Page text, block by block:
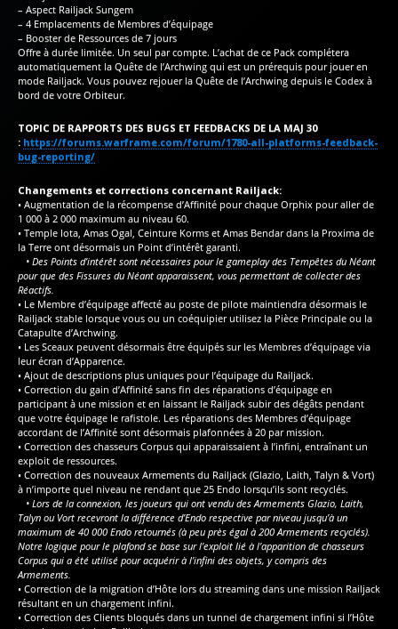
– Aspect Railjack Sungem
– 4 Emplacements de Membres d’équipage
– Booster de Ressources de 7 jours
Offre à durée limitée. Un seul par compte. L’achat de ce Pack complétera
automatiquement la Quête de l’Archwing qui est un prérequis pour jouer en
mode Railjack. Vous pouvez rejouer la Quête de l’Archwing depuis le Codex à
bord de votre Orbiteur.
TOPIC DE RAPPORTS DES BUGS ET FEEDBACKS DE LA MAJ 30
: https://forums.warframe.com/forum/1780-all-platforms-feedback-
bug-reporting/
Changements et corrections concernant Railjack:
• Augmentation de la récompense d’Affinité pour chaque Orphix pour aller de
1 000 à 2 000 maximum au niveau 60.
• Temple Iota, Amas Ogal, Ceinture Korms et Amas Bendar dans la Proxima de
la Terre ont désormais un Point d’intérêt garanti.
• Des Points d’intérêt sont nécessaires pour le gameplay des Tempêtes du Néant
pour que des Fissures du Néant apparaissent, vous permettant de collecter des
Réactifs.
• Le Membre d’équipage affecté au poste de pilote maintiendra désormais le
Railjack stable lorsque vous ou un coéquipier utilisez la Pièce Principale ou la
Catapulte d’Archwing.
• Les Sceaux peuvent désormais être équipés sur les Membres d’équipage via
leur écran d’Apparence.
• Ajout de descriptions plus uniques pour l’équipage du Railjack.
• Correction du gain d’Affinité sans fin des réparations d’équipage en
participant à une mission et en laissant le Railjack subir des dégâts pendant
que votre équipage le rafistole. Les réparations des Membres d’équipage
accordant de l’Affinité sont désormais plafonnées à 20 par mission.
• Correction des chasseurs Corpus qui apparaissaient à l’infini, entraînant un
exploit de ressources.
• Correction des nouveaux Armements du Railjack (Glazio, Laith, Talyn & Vort)
à n’importe quel niveau ne rendant que 25 Endo lorsqu’ils sont recyclés.
• Lors de la connexion, les joueurs qui ont vendu des Armements Glazio, Laith,
Talyn ou Vort recevront la différence d’Endo respective par niveau jusqu’à un
maximum de 40 000 Endo retournés (à peu près égal à 200 Armements recyclés).
Notre logique pour le plafond se base sur l’exploit lié à l’apparition de chasseurs
Corpus qui a été utilisé pour acquérir à l’infini des objets, y compris des
Armements.
• Correction de la migration d’Hôte lors du streaming dans une mission Railjack
résultant en un chargement infini.
• Correction des Clients bloqués dans un tunnel de chargement infini si l’Hôte